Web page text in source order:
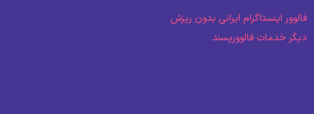
فالوور اینستاگرام ایرانی بدون ریزش
دیگر خدمات فالوورپسند